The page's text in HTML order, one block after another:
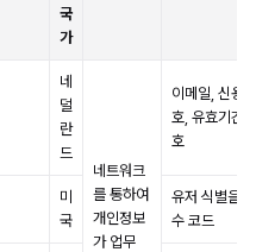
국
가
네
덜
란
드
네트워크
를 통하여
개인정보
가 업무
이메일, 신용
호, 유효기간,
호
미
국
유저 식별을
수 코드